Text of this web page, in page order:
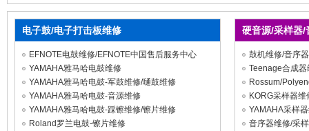
电子鼓/电子打击板维修
EFNOTE电鼓维修/EFNOTE中国售后服务中心
YAMAHA雅马哈电鼓维修
YAMAHA雅马哈电鼓-军鼓维修/嗵鼓维修
YAMAHA雅马哈电鼓-音源维修
YAMAHA雅马哈电鼓-踩镲维修/镲片维修
Roland罗兰电鼓-镲片维修
硬音源/采样器/
鼓机维修/音序
Teenage合成
Rossum/
KORG采样器
YAMAHA采样
音序器维修/采